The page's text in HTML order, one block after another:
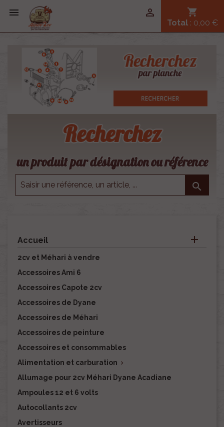
 shopping_cart
Total : 0,00 €

Recherchez
un produit par désignation ou référence

Accueil 
2cv et Méhari à vendre
Accessoires Ami 6
Accessoires Capote 2cv
Accessoires de Dyane
Accessoires de Méhari
Accessoires de peinture
Accessoires et consommables
Alimentation et carburation 
Allumage pour 2cv Méhari Dyane Acadiane
Ampoules 12 et 6 volts
Autocollants 2cv
Avertisseurs